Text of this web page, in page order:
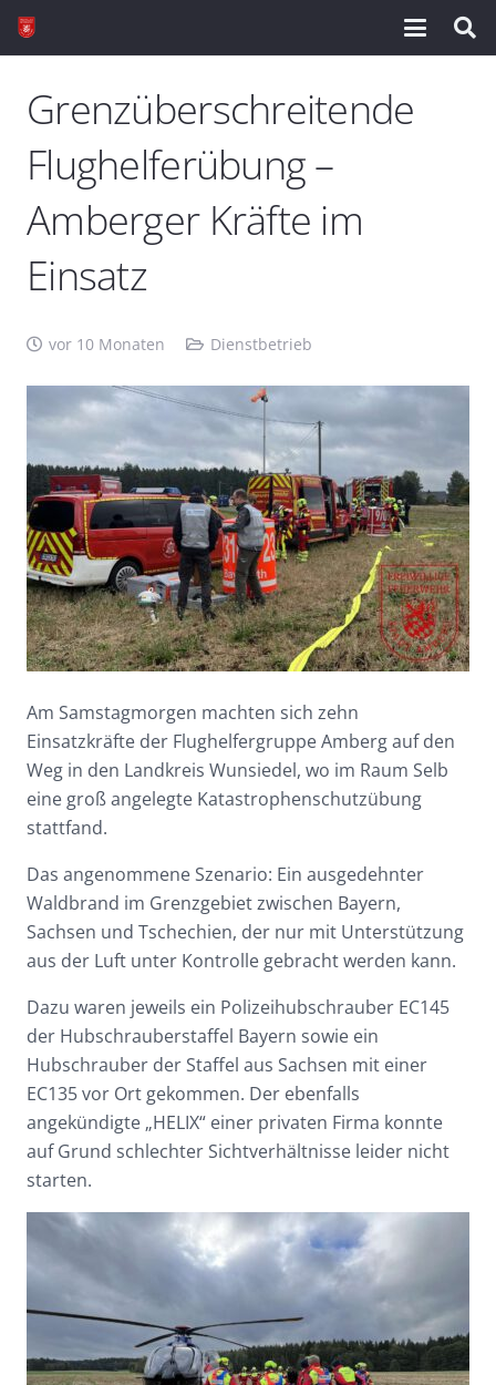
Grenzüberschreitende
Flughelferübung –
Amberger Kräfte im
Einsatz
vor 10 Monaten Dienstbetrieb
Am Samstagmorgen machten sich zehn
Einsatzkräfte der Flughelfergruppe Amberg auf den
Weg in den Landkreis Wunsiedel, wo im Raum Selb
eine groß angelegte Katastrophenschutzübung
stattfand.
Das angenommene Szenario: Ein ausgedehnter
Waldbrand im Grenzgebiet zwischen Bayern,
Sachsen und Tschechien, der nur mit Unterstützung
aus der Luft unter Kontrolle gebracht werden kann.
Dazu waren jeweils ein Polizeihubschrauber EC145
der Hubschrauberstaffel Bayern sowie ein
Hubschrauber der Staffel aus Sachsen mit einer
EC135 vor Ort gekommen. Der ebenfalls
angekündigte „HELIX“ einer privaten Firma konnte
auf Grund schlechter Sichtverhältnisse leider nicht
starten.